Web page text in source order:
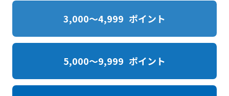
3,000～4,999 ポイント
5,000～9,999 ポイント